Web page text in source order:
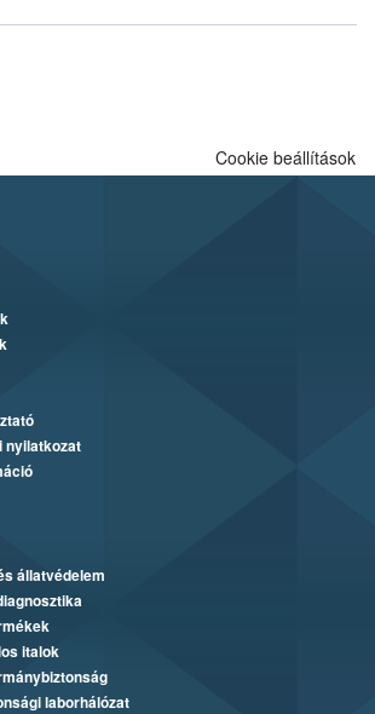
megítélésében jártas szakértőt.
Cookie beállítások
nyilatkozat
állatvédelem
italok
laborhálózat